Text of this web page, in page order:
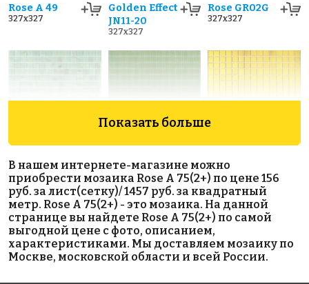
Rose A 49
327x327
Golden Effect
JN11-20
327x327
Rose GR02G
327x327
Rose GA 123
327x327
Rose A 22(2)
327x327
Rose
GR01G(m)
327x327
Показать больше
В нашем интернете-магазине можно
приобрести мозаика Rose A 75(2+) по цене 156
руб. за лист(сетку)/ 1457 руб. за квадратный
метр. Rose A 75(2+) - это мозаика. На данной
странице вы найдете Rose A 75(2+) по самой
выгодной цене с фото, описанием,
характеристиками. Мы доставляем мозаику по
Москве, московской области и всей России.